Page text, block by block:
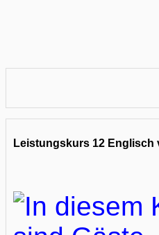
Leistungskurs 12 Englisch